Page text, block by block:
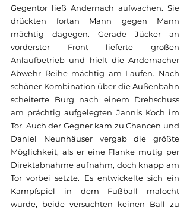
Gegentor ließ Andernach aufwachen. Sie
drückten fortan Mann gegen Mann
mächtig dagegen. Gerade Jücker an
vorderster Front lieferte großen
Anlaufbetrieb und hielt die Andernacher
Abwehr Reihe mächtig am Laufen. Nach
schöner Kombination über die Außenbahn
scheiterte Burg nach einem Drehschuss
am prächtig aufgelegten Jannis Koch im
Tor. Auch der Gegner kam zu Chancen und
Daniel Neunhäuser vergab die größte
Möglichkeit, als er eine Flanke mutig per
Direktabnahme aufnahm, doch knapp am
Tor vorbei setzte. Es entwickelte sich ein
Kampfspiel in dem Fußball malocht
wurde, beide versuchten keinen Ball zu